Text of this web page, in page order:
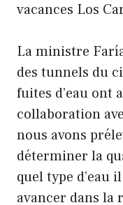
vacances Los
La ministre
des tunnels du
fuites d’eau ont
collaboration
nous avons
déterminer la
quel type d’eau
avancer dans la